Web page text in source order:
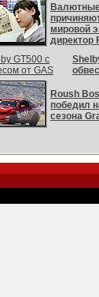
мировой
директор
Roush
победил
сезона